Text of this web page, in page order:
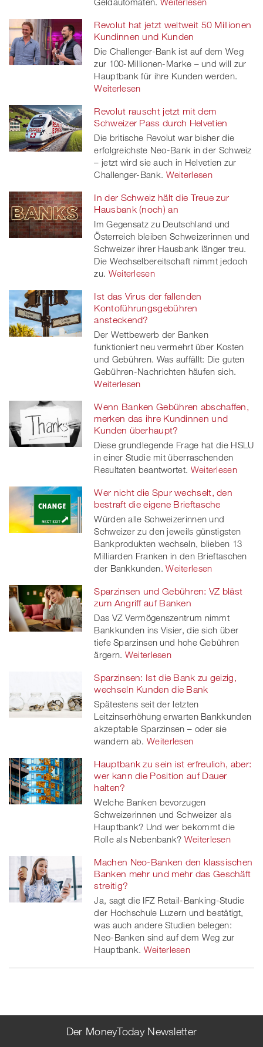
Revolut hat jetzt weltweit 50 Millionen
Kundinnen und Kunden
Die Challenger-Bank ist auf dem Weg
zur 100-Millionen-Marke – und will zur
Hauptbank für ihre Kunden werden.
Weiterlesen
Revolut rauscht jetzt mit dem
Schweizer Pass durch Helvetien
Die britische Revolut war bisher die
erfolgreichste Neo-Bank in der Schweiz
– jetzt wird sie auch in Helvetien zur
Challenger-Bank. Weiterlesen
In der Schweiz hält die Treue zur
Hausbank (noch) an
Im Gegensatz zu Deutschland und
Österreich bleiben Schweizerinnen und
Schweizer ihrer Hausbank länger treu.
Die Wechselbereitschaft nimmt jedoch
zu. Weiterlesen
Ist das Virus der fallenden
Kontoführungsgebühren
ansteckend?
Der Wettbewerb der Banken
funktioniert neu vermehrt über Kosten
und Gebühren. Was auffällt: Die guten
Gebühren-Nachrichten häufen sich.
Weiterlesen
Wenn Banken Gebühren abschaffen,
merken das ihre Kundinnen und
Kunden überhaupt?
Diese grundlegende Frage hat die HSLU
in einer Studie mit überraschenden
Resultaten beantwortet. Weiterlesen
Wer nicht die Spur wechselt, den
bestraft die eigene Brieftasche
Würden alle Schweizerinnen und
Schweizer zu den jeweils günstigsten
Bankprodukten wechseln, blieben 13
Milliarden Franken in den Brieftaschen
der Bankkunden. Weiterlesen
Sparzinsen und Gebühren: VZ bläst
zum Angriff auf Banken
Das VZ Vermögenszentrum nimmt
Bankkunden ins Visier, die sich über
tiefe Sparzinsen und hohe Gebühren
ärgern. Weiterlesen
Sparzinsen: Ist die Bank zu geizig,
wechseln Kunden die Bank
Spätestens seit der letzten
Leitzinserhöhung erwarten Bankkunden
akzeptable Sparzinsen – oder sie
wandern ab. Weiterlesen
Hauptbank zu sein ist erfreulich, aber:
wer kann die Position auf Dauer
halten?
Welche Banken bevorzugen
Schweizerinnen und Schweizer als
Hauptbank? Und wer bekommt die
Rolle als Nebenbank? Weiterlesen
Machen Neo-Banken den klassischen
Banken mehr und mehr das Geschäft
streitig?
Ja, sagt die IFZ Retail-Banking-Studie
der Hochschule Luzern und bestätigt,
was auch andere Studien belegen:
Neo-Banken sind auf dem Weg zur
Hauptbank. Weiterlesen
Der MoneyToday Newsletter